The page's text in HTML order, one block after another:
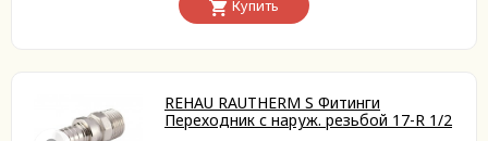
Купить
REHAU RAUTHERM S Фитинги
Переходник с наруж. резьбой 17-R 1/2